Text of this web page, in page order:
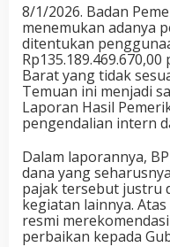
8/1/2026. Badan
menemukan adanya
ditentukan
Barat yang tidak
Temuan ini menjadi
Laporan Hasil
pengendalian intern
​Dalam laporannya,
dana yang
pajak tersebut justru
kegiatan lainnya.
resmi
perbaikan kepada